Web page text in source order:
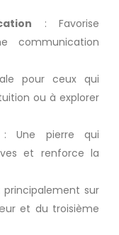
: Favorise
communication
pour ceux qui
ou à explorer
Une pierre qui
et renforce la
principalement sur
et du troisième